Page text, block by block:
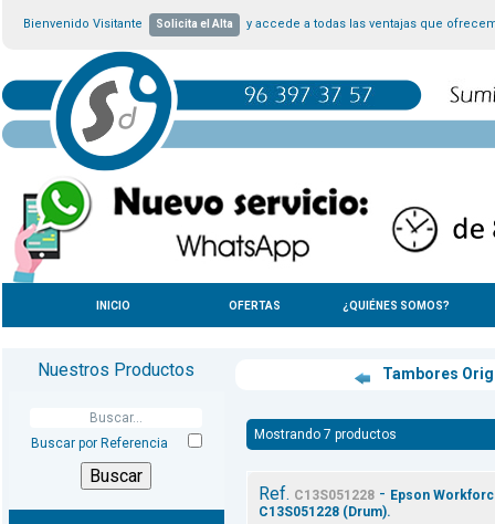
Bienvenido Visitante Solicita el Alta y accede a todas las ventajas que
INICIO OFERTAS ¿QUIÉNES SOMOS?
Nuestros Productos
Buscar por Referencia
Tambores
Mostrando 7 productos
Ref. C13S051228- Epson
C13S051228 (Drum).